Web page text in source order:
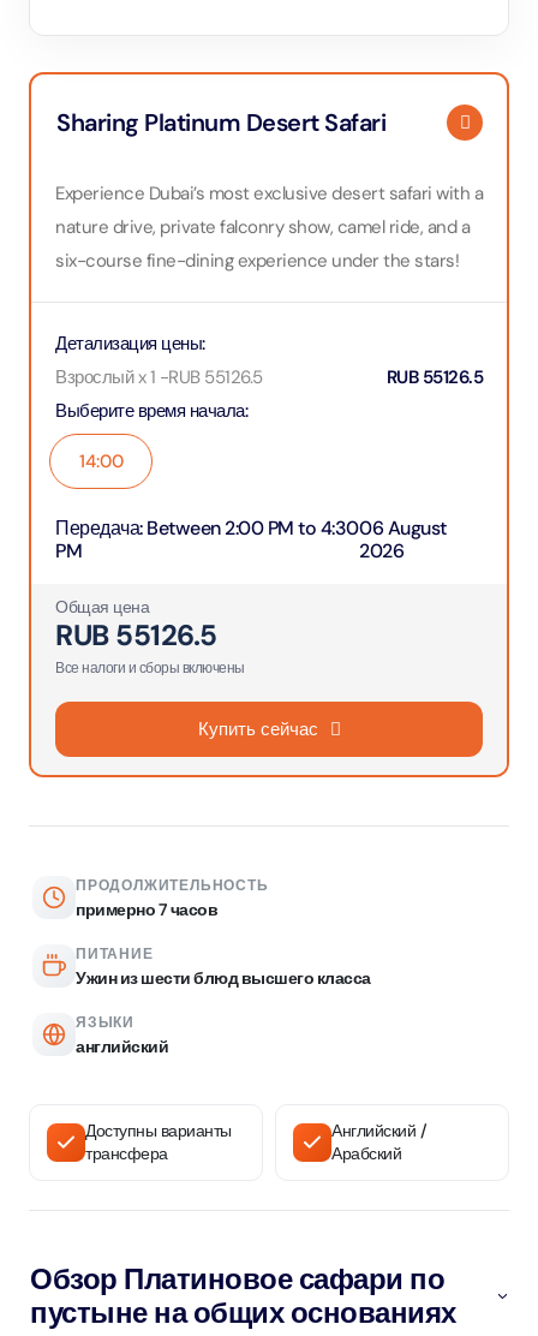
Sharing Platinum Desert Safari
Experience Dubai’s most exclusive desert safari with a
nature drive, private falconry show, camel ride, and a
six-course fine-dining experience under the stars!
Выберите время начала:
14:00
Детализация цены:
Взрослый x 1 -RUB 55126.5 RUB 55126.5
Передача:Between 2:00 PM to 4:30
PM
06 August
2026
Общая цена
RUB55126.5
Все налоги и сборы включены
Купить сейчас
ПРОДОЛЖИТЕЛЬНОСТЬ
примерно 7 часов
ПИТАНИЕ
Ужин из шести блюд высшего класса
ЯЗЫКИ
английский
Доступны варианты
трансфера
Английский /
Арабский
Обзор Платиновое сафари по
пустыне на общих основаниях